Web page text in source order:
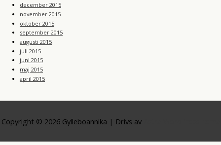
december 2015
november 2015
oktober 2015
september 2015
augusti 2015
juli 2015
juni 2015
maj 2015
april 2015
Copyright © 2026 Gylleboannika | Drivs av